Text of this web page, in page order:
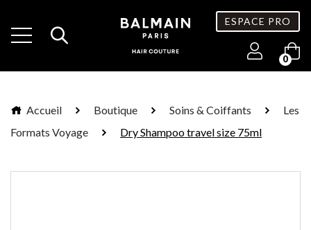
ESPACE PRO
0
Accueil Boutique Soins & Coiffants
Les
Formats Voyage
Dry Shampoo travel size 75ml